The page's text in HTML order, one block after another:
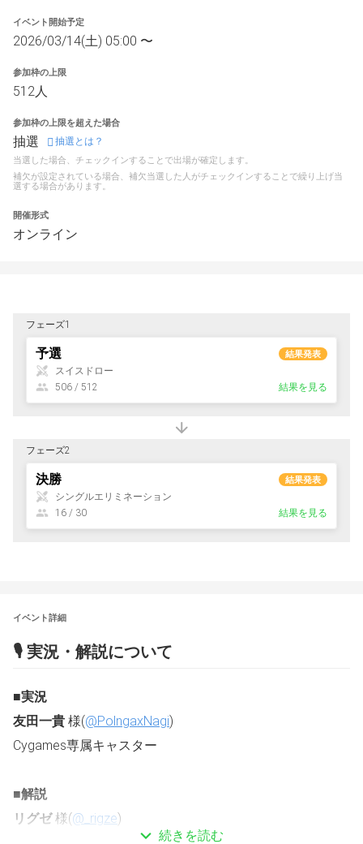
イベント開始予定
2026/03/14(土) 05:00 〜
参加枠の上限
512人
参加枠の上限を超えた場合
抽選 抽選とは？
当選した場合、チェックインすることで出場が確定します。
補欠が設定されている場合、補欠当選した人がチェックインすることで繰り上げ当
選する場合があります。
開催形式
オンライン
フェーズ1
結果発表
予選
スイスドロー
506 / 512
結果を見る
フェーズ2
結果発表
決勝
シングルエリミネーション
16 / 30
結果を見る
イベント詳細
🎙 実況・解説について
■実況
友田一貴 様(@PolngaxNagi)
Cygames専属キャスター
■解説
リグゼ 様(@_rigze)
続きを読む